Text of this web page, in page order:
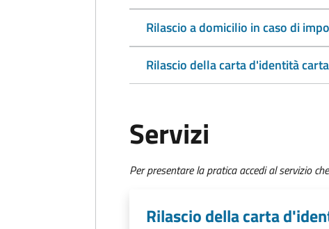
Rilascio a domicilio in caso di
Rilascio della carta d'identità
Servizi
Per presentare la pratica accedi al servizio
Rilascio della carta